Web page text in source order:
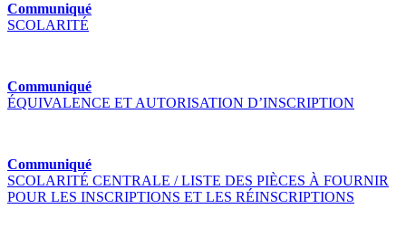
Communiqué
SCOLARITÉ
Communiqué
ÉQUIVALENCE ET AUTORISATION D’INSCRIPTION
Communiqué
SCOLARITÉ CENTRALE / LISTE DES PIÈCES À FOURNIR
POUR LES INSCRIPTIONS ET LES RÉINSCRIPTIONS